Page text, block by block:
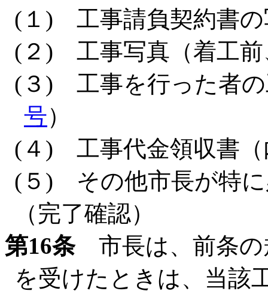
(１) 工事請負契約書の
(２) 工事写真（着工前
(３) 工事を行った者の
号）
(４) 工事代金領収書（
(５) その他市長が特に
（完了確認）
第16条市長は、前条の
を受けたときは、当該